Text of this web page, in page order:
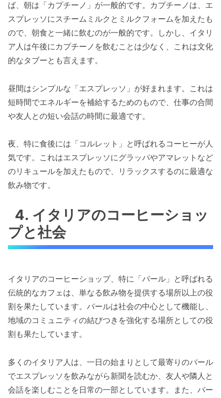
ば、朝は「カプチーノ」が一般的です。カプチーノは、エ
スプレッソにスチームミルクとミルクフォームを加えたも
ので、朝食と一緒に飲むのが一般的です。しかし、イタリ
ア人は午後にカプチーノを飲むことは少なく、これは文化
的なタブーとも言えます。
昼間はシンプルな「エスプレッソ」が好まれます。これは
短時間でエネルギーを補給するためのもので、仕事の合間
や友人との短い会話の時間に最適です。
夜、特に食後には「コルレット」と呼ばれるコーヒーが人
気です。これはエスプレッソにグラッパやアマレットなど
のリキュールを加えたもので、リラックスするのに最適な
飲み物です。
4. イタリアのコーヒーショッ
プと社会
イタリアのコーヒーショップ、特に「バール」と呼ばれる
伝統的なカフェは、単なる飲み物を提供する場所以上の役
割を果たしています。バールは社会の中心として機能し、
地域のコミュニティの結びつきを強化する場所としての役
割も果たしています。
多くのイタリア人は、一日の始まりとして最寄りのバール
でエスプレッソを飲みながら新聞を読むか、友人や隣人と
会話を楽しむことを日常の一部としています。また、バー